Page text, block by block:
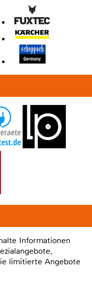
Informationen
limitierte Angebote